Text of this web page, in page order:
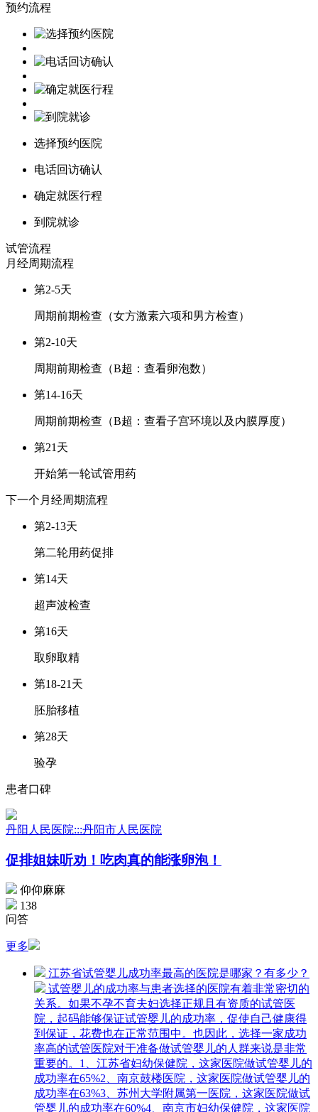
预约流程
选择预约医院
电话回访确认
确定就医行程
到院就诊
试管流程
月经周期流程
第2-5天
周期前期检查（女方激素六项和男方检查）
第2-10天
周期前期检查（B超：查看卵泡数）
第14-16天
周期前期检查（B超：查看子宫环境以及内膜厚度）
第21天
开始第一轮试管用药
下一个月经周期流程
第2-13天
第二轮用药促排
第14天
超声波检查
第16天
取卵取精
第18-21天
胚胎移植
第28天
验孕
患者口碑
丹阳人民医院:::丹阳市人民医院
促排姐妹听劝！吃肉真的能涨卵泡！
仰仰麻麻
138
问答
更多
江苏省试管婴儿成功率最高的医院是哪家？有多少？
试管婴儿的成功率与患者选择的医院有着非常密切的
关系。如果不孕不育夫妇选择正规且有资质的试管医
院，起码能够保证试管婴儿的成功率，促使自己健康得
到保证，花费也在正常范围中。也因此，选择一家成功
率高的试管医院对于准备做试管婴儿的人群来说是非常
重要的。1、江苏省妇幼保健院，这家医院做试管婴儿的
成功率在65%2、南京鼓楼医院，这家医院做试管婴儿的
成功率在63%3、苏州大学附属第一医院，这家医院做试
管婴儿的成功率在60%4、南京市妇幼保健院，这家医院